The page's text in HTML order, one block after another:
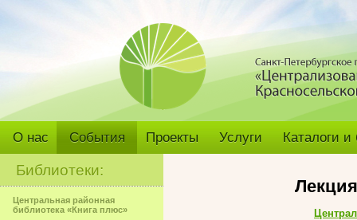
О нас События Проекты Услуги Каталоги
Библиотеки:
Центральная районная
библиотека «Книга плюс»